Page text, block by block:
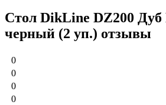
Стол DikLine DZ200 Дуб
черный (2 уп.) отзывы
0
0
0
0